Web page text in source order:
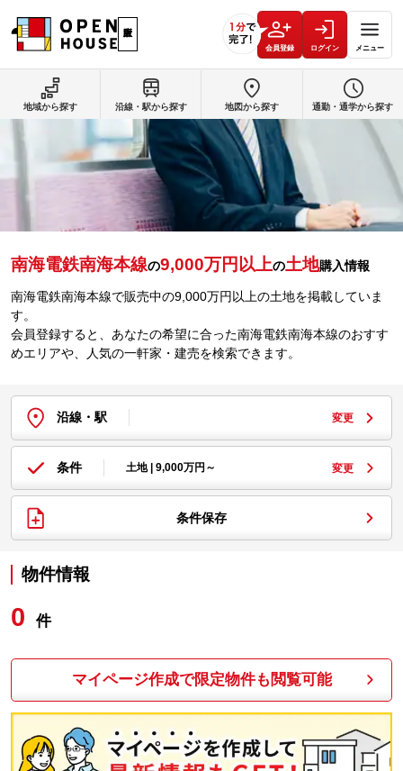
会員登録 ログイン メニュー
南海電鉄南海本線の9,000万円以上の土地購入情報
南海電鉄南海本線で販売中の9,000万円以上の土地を掲載していま
す。
会員登録すると、あなたの希望に合った南海電鉄南海本線のおすす
めエリアや、人気の一軒家・建売を検索できます。
沿線・駅 変更
条件 土地 | 9,000万円～ 変更
条件保存
物件情報
0 件
マイページ作成で限定物件も閲覧可能
地域から探す 沿線・駅から探す 地図から探す 通勤・通学から探す